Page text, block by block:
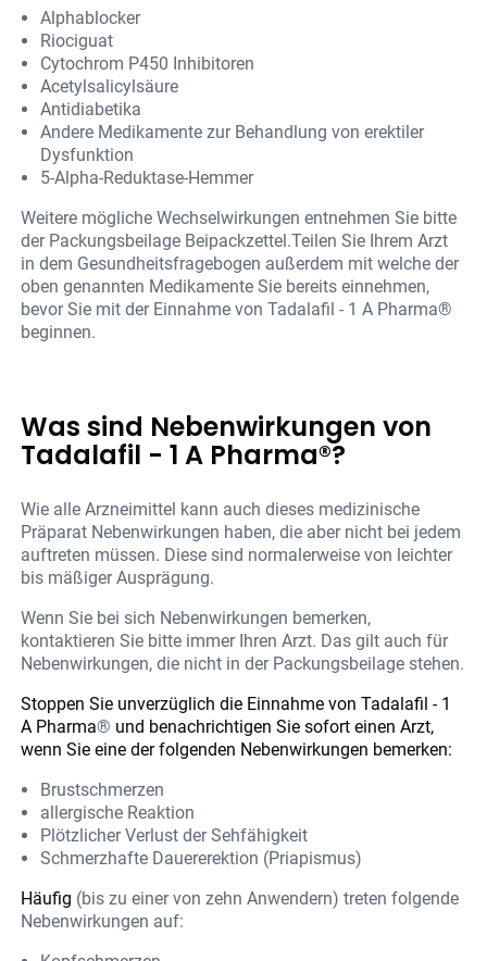
Alphablocker
Riociguat
Cytochrom P450 Inhibitoren
Acetylsalicylsäure
Antidiabetika
Andere Medikamente zur Behandlung von erektiler
Dysfunktion
5-Alpha-Reduktase-Hemmer
Weitere mögliche Wechselwirkungen entnehmen Sie bitte
der Packungsbeilage Beipackzettel.Teilen Sie Ihrem Arzt
in dem Gesundheitsfragebogen außerdem mit welche der
oben genannten Medikamente Sie bereits einnehmen,
bevor Sie mit der Einnahme von Tadalafil - 1 A Pharma®
beginnen.
Was sind Nebenwirkungen von
Tadalafil - 1 A Pharma®?
Wie alle Arzneimittel kann auch dieses medizinische
Präparat Nebenwirkungen haben, die aber nicht bei jedem
auftreten müssen. Diese sind normalerweise von leichter
bis mäßiger Ausprägung.
Wenn Sie bei sich Nebenwirkungen bemerken,
kontaktieren Sie bitte immer Ihren Arzt. Das gilt auch für
Nebenwirkungen, die nicht in der Packungsbeilage stehen.
Stoppen Sie unverzüglich die Einnahme von Tadalafil - 1
A Pharma® und benachrichtigen Sie sofort einen Arzt,
wenn Sie eine der folgenden Nebenwirkungen bemerken:
Brustschmerzen
allergische Reaktion
Plötzlicher Verlust der Sehfähigkeit
Schmerzhafte Dauererektion (Priapismus)
Häufig (bis zu einer von zehn Anwendern) treten folgende
Nebenwirkungen auf: